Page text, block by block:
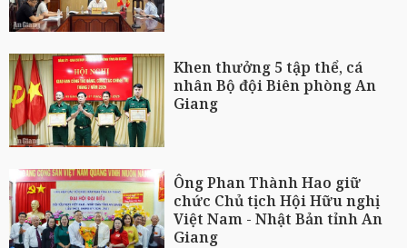
Khen thưởng 5 tập thể, cá
nhân Bộ đội Biên phòng An
Giang
Ông Phan Thành Hao giữ
chức Chủ tịch Hội Hữu nghị
Việt Nam - Nhật Bản tỉnh An
Giang